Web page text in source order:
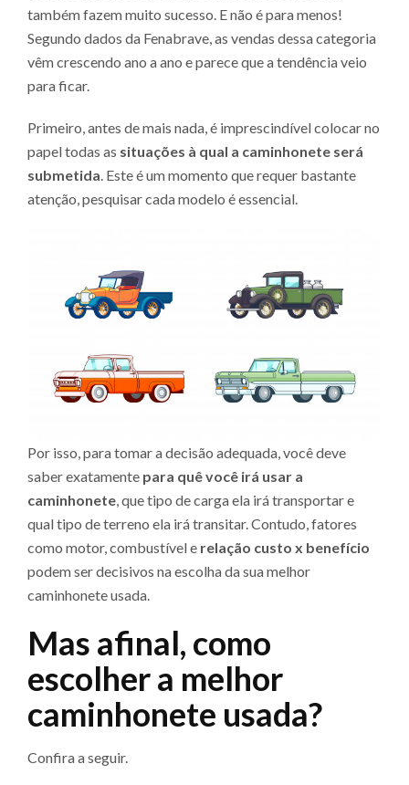
também fazem muito sucesso. E não é para menos!
Segundo dados da Fenabrave, as vendas dessa categoria
vêm crescendo ano a ano e parece que a tendência veio
para ficar.
Primeiro, antes de mais nada, é imprescindível colocar no
papel todas as situações à qual a caminhonete será
submetida. Este é um momento que requer bastante
atenção, pesquisar cada modelo é essencial.
Por isso, para tomar a decisão adequada, você deve
saber exatamente para quê você irá usar a
caminhonete, que tipo de carga ela irá transportar e
qual tipo de terreno ela irá transitar. Contudo, fatores
como motor, combustível e relação custo x benefício
podem ser decisivos na escolha da sua melhor
caminhonete usada.
Mas afinal, como
escolher a melhor
caminhonete usada?
Confira a seguir.